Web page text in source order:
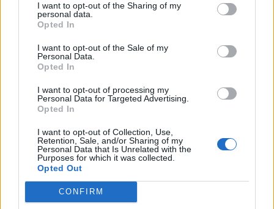
I want to opt-out of the Sharing of my
personal data.
Opted In
I want to opt-out of the Sale of my
Personal Data.
Opted In
I want to opt-out of processing my
Personal Data for Targeted Advertising.
Opted In
I want to opt-out of Collection, Use,
Retention, Sale, and/or Sharing of my
Personal Data that Is Unrelated with the
Purposes for which it was collected.
Opted Out
CONFIRM
drukningsulykker